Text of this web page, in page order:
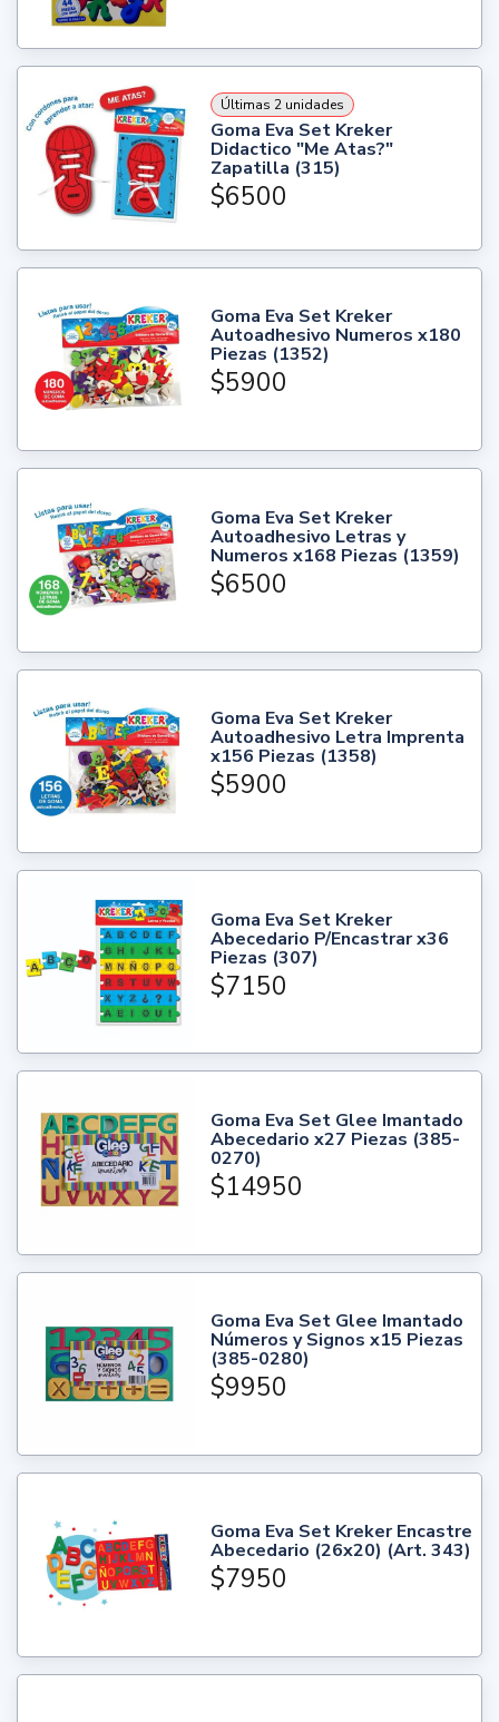
Últimas 2 unidades
Goma Eva Set Kreker
Didactico "Me Atas?"
Zapatilla (315)
$6500
Goma Eva Set Kreker
Autoadhesivo Numeros x180
Piezas (1352)
$5900
Goma Eva Set Kreker
Autoadhesivo Letras y
Numeros x168 Piezas (1359)
$6500
Goma Eva Set Kreker
Autoadhesivo Letra Imprenta
x156 Piezas (1358)
$5900
Goma Eva Set Kreker
Abecedario P/Encastrar x36
Piezas (307)
$7150
Goma Eva Set Glee Imantado
Abecedario x27 Piezas (385-
0270)
$14950
Goma Eva Set Glee Imantado
Números y Signos x15 Piezas
(385-0280)
$9950
Goma Eva Set Kreker Encastre
Abecedario (26x20) (Art. 343)
$7950